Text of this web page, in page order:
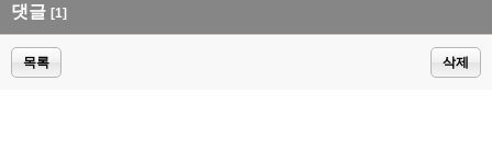
댓글 [1]
목록 삭제